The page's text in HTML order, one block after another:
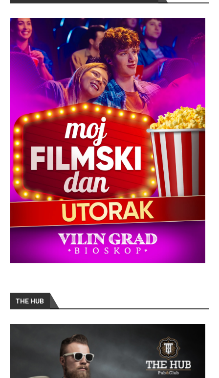
THE HUB